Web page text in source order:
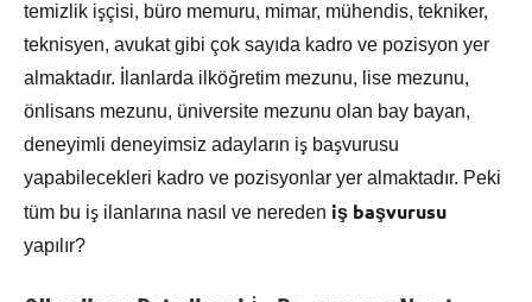
temizlik işçisi, büro memuru, mimar, mühendis, tekniker,
teknisyen, avukat gibi çok sayıda kadro ve pozisyon yer
almaktadır. İlanlarda ilköğretim mezunu, lise mezunu,
önlisans mezunu, üniversite mezunu olan bay bayan,
deneyimli deneyimsiz adayların iş başvurusu
yapabilecekleri kadro ve pozisyonlar yer almaktadır. Peki
tüm bu iş ilanlarına nasıl ve nereden iş başvurusu
yapılır?